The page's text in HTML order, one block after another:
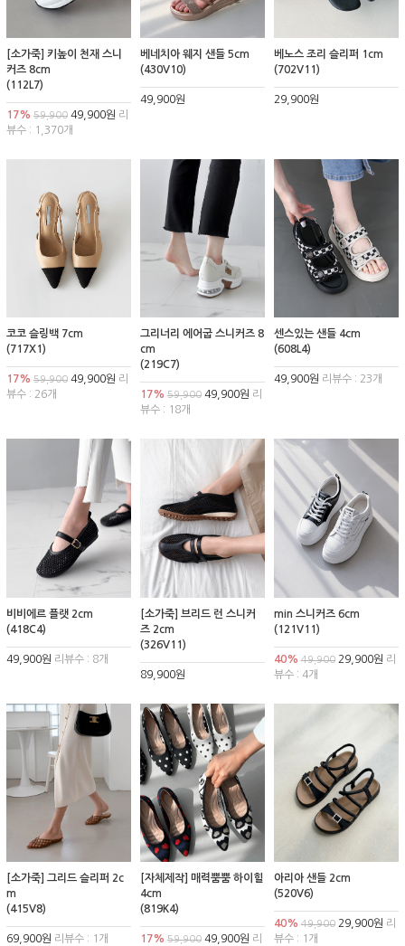
[소가죽] 키높이 천재 스니
커즈 8cm
(112L7)
17% 59,900 49,900원 리
뷰수 : 1,370개
베네치아 웨지 샌들 5cm
(430V10)
49,900원
베노스 조리 슬리퍼 1cm
(702V11)
29,900원
코코 슬링백 7cm
(717X1)
17% 59,900 49,900원 리
뷰수 : 26개
그리너리 에어굽 스니커즈 8
cm
(219C7)
17% 59,90049,900원 리
뷰수 : 18개
센스있는 샌들 4cm
(608L4)
49,900원 리뷰수 : 23개
비비에르 플랫 2cm
(418C4)
49,900원 리뷰수 : 8개
[소가죽] 브리드 런 스니커
즈 2cm
(326V11)
89,900원
min 스니커즈 6cm
(121V11)
40% 49,90029,900원 리
뷰수 : 4개
[소가죽] 그리드 슬리퍼 2c
m
(415V8)
69,900원 리뷰수 : 1개
[자체제작] 매력뿜뿜 하이힐
4cm
(819K4)
17% 59,90049,900원 리
아리아 샌들 2cm
(520V6)
40% 49,90029,900원 리
뷰수 : 1개